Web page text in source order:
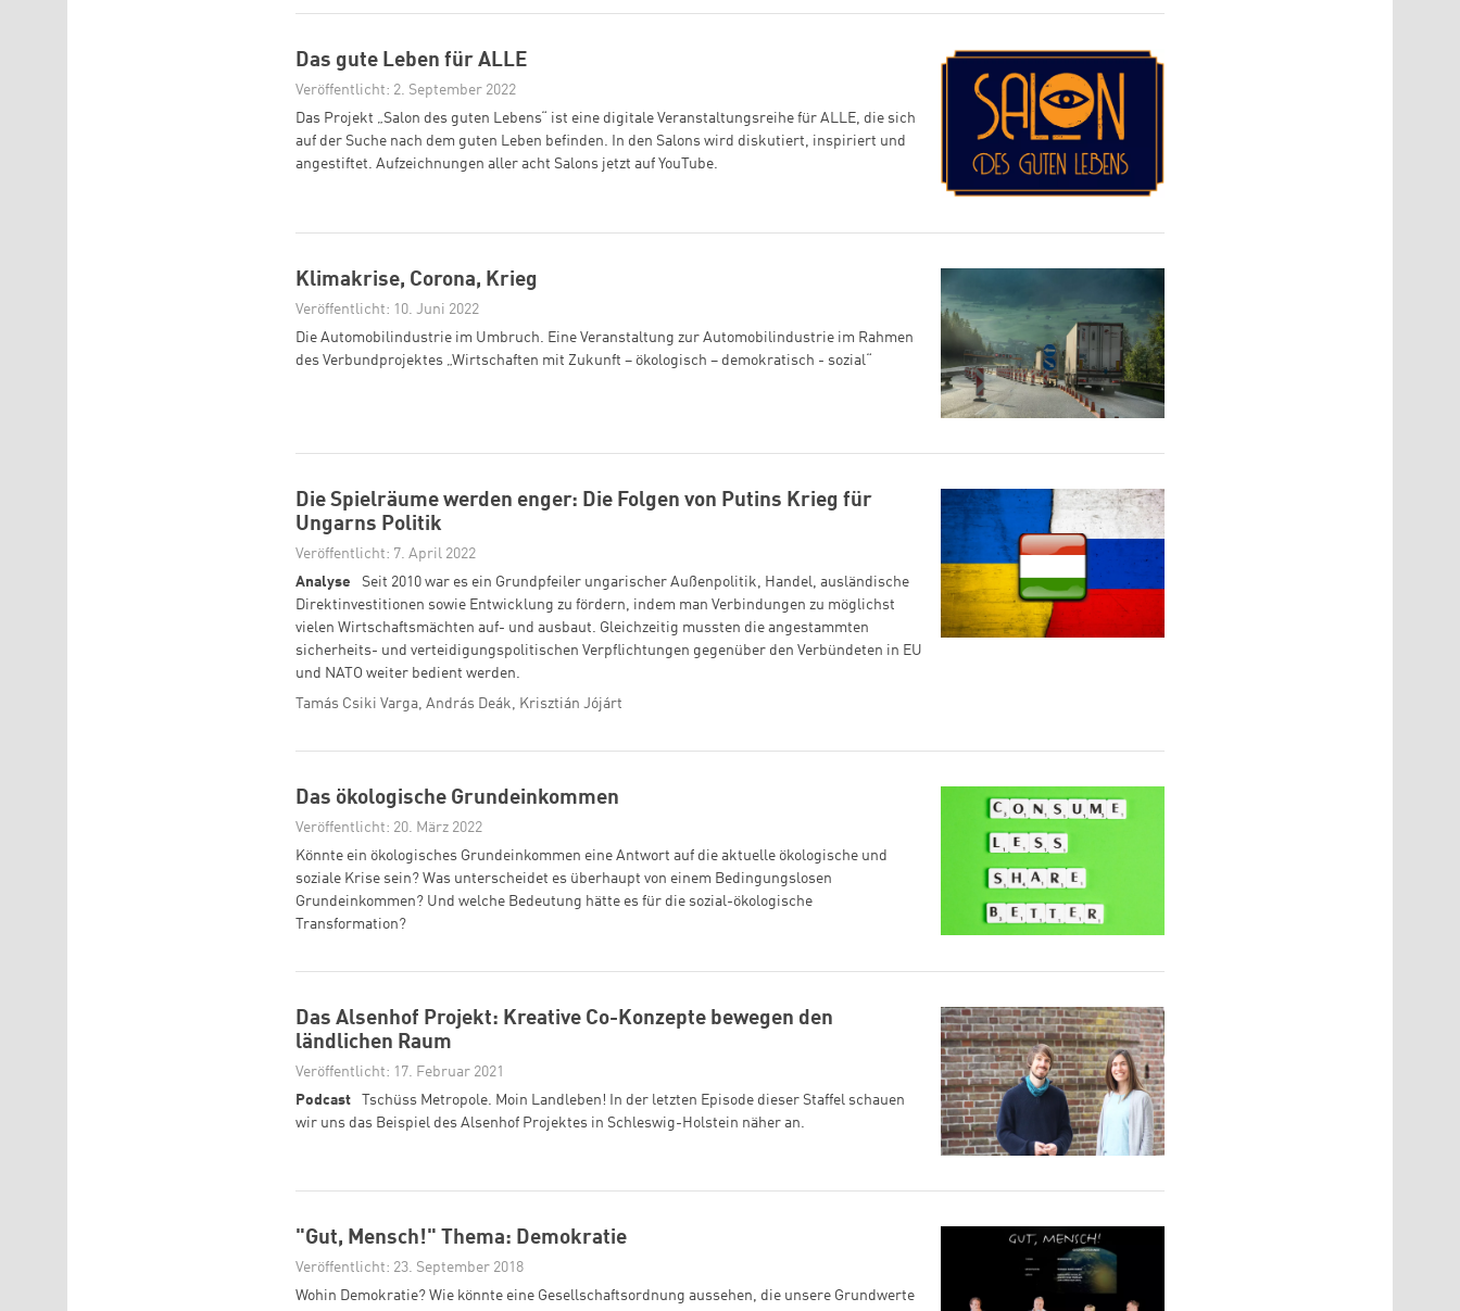
Das gute Leben für ALLE
Veröffentlicht: 2. September 2022
Das Projekt „Salon des guten Lebens“ ist eine digitale Veranstaltungsreihe für ALLE, die sich
auf der Suche nach dem guten Leben befinden. In den Salons wird diskutiert, inspiriert und
angestiftet. Aufzeichnungen aller acht Salons jetzt auf YouTube.
Klimakrise, Corona, Krieg
Veröffentlicht: 10. Juni 2022
Die Automobilindustrie im Umbruch. Eine Veranstaltung zur Automobilindustrie im Rahmen
des Verbundprojektes „Wirtschaften mit Zukunft – ökologisch – demokratisch - sozial“
Die Spielräume werden enger: Die Folgen von Putins Krieg für
Ungarns Politik
Veröffentlicht: 7. April 2022
Analyse
Seit 2010 war es ein Grundpfeiler ungarischer Außenpolitik, Handel, ausländische
Direktinvestitionen sowie Entwicklung zu fördern, indem man Verbindungen zu möglichst
vielen Wirtschaftsmächten auf- und ausbaut. Gleichzeitig mussten die angestammten
sicherheits- und verteidigungspolitischen Verpflichtungen gegenüber den Verbündeten in EU
und NATO weiter bedient werden.
Tamás Csiki Varga, András Deák, Krisztián Jójárt
Das ökologische Grundeinkommen
Veröffentlicht: 20. März 2022
Könnte ein ökologisches Grundeinkommen eine Antwort auf die aktuelle ökologische und
soziale Krise sein? Was unterscheidet es überhaupt von einem Bedingungslosen
Grundeinkommen? Und welche Bedeutung hätte es für die sozial-ökologische
Transformation?
Das Alsenhof Projekt: Kreative Co-Konzepte bewegen den
ländlichen Raum
Veröffentlicht: 17. Februar 2021
Podcast
Tschüss Metropole. Moin Landleben! In der letzten Episode dieser Staffel schauen
wir uns das Beispiel des Alsenhof Projektes in Schleswig-Holstein näher an.
"Gut, Mensch!" Thema: Demokratie
Veröffentlicht: 23. September 2018
Wohin Demokratie? Wie könnte eine Gesellschaftsordnung aussehen, die unsere Grundwerte